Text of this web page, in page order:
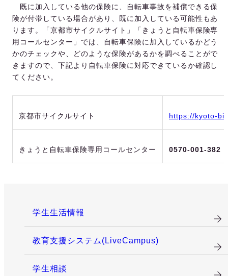
既に加入している他の保険に、自転車事故を補償できる保
険が付帯している場合があり、既に加入している可能性もあ
ります。「京都市サイクルサイト」「きょうと自転車保険専
用コールセンター」では、自転車保険に加入しているかどう
かのチェックや、どのような保険があるかを調べることがで
きますので、下記より自転車保険に対応できているか確認し
てください。
京都市サイクルサイト https://kyoto-
きょうと自転車保険専用コールセンター 0570-001-382
学生生活情報
教育支援システム(LiveCampus)
学生相談